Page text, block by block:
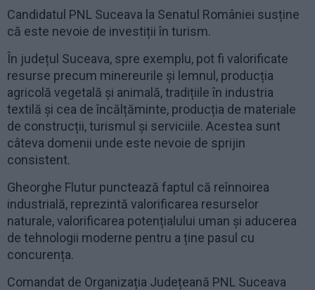
Candidatul PNL Suceava la Senatul României susține
că este nevoie de investiții în turism.
În județul Suceava, spre exemplu, pot fi valorificate
resurse precum minereurile și lemnul, producția
agricolă vegetală și animală, tradițiile în industria
textilă și cea de încălțăminte, producția de materiale
de construcții, turismul și serviciile. Acestea sunt
câteva domenii unde este nevoie de sprijin
consistent.
Gheorghe Flutur punctează faptul că reînnoirea
industrială, reprezintă valorificarea resurselor
naturale, valorificarea potențialului uman și aducerea
de tehnologii moderne pentru a ține pasul cu
concurența.
Comandat de Organizația Județeană PNL Suceava